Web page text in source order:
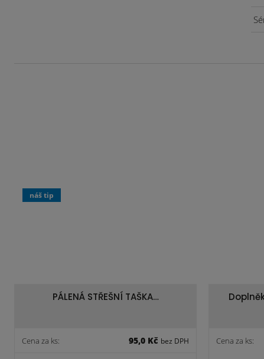
PÁLENÁ STŘEŠNÍ TAŠKA…
Cena za ks: 95,0 Kč bez DPH
náš tip
Cena za ks: